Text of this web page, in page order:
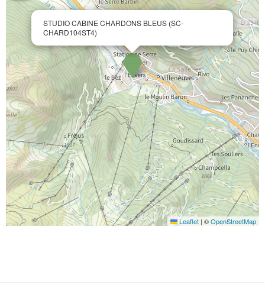
STUDIO CABINE CHARDONS BLEUS (SC-
CHARD104ST4)
Leaflet | ©OpenStreetMap